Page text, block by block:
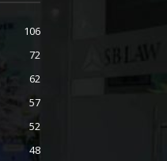
106
72
62
57
52
48